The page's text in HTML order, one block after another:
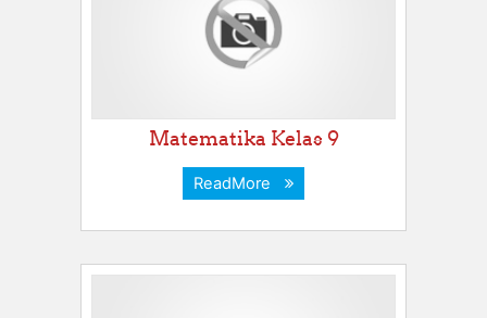
Matematika Kelas 9
ReadMore